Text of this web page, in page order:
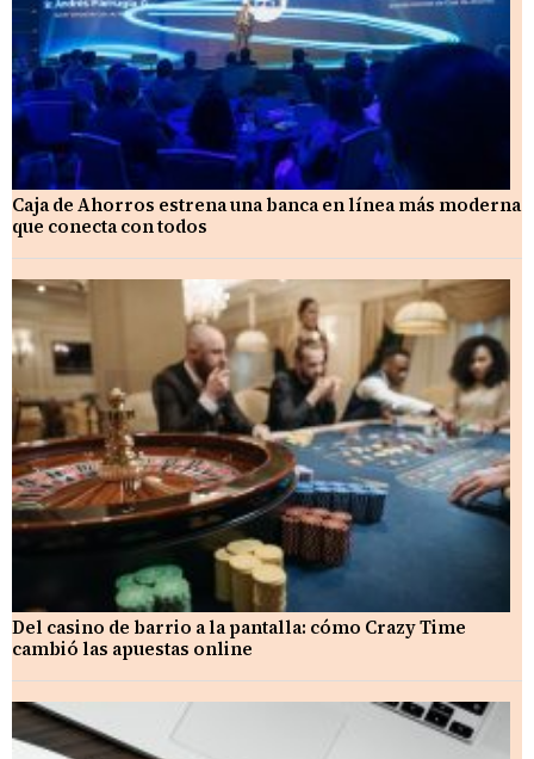
Caja de Ahorros estrena una banca en línea más moderna
que conecta con todos
Del casino de barrio a la pantalla: cómo Crazy Time
cambió las apuestas online